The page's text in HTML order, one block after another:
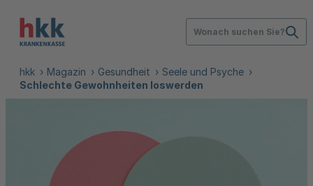
Wonach suchen Sie?
hkk Magazin Gesundheit
Seele und Psyche
Schlechte Gewohnheiten loswerden